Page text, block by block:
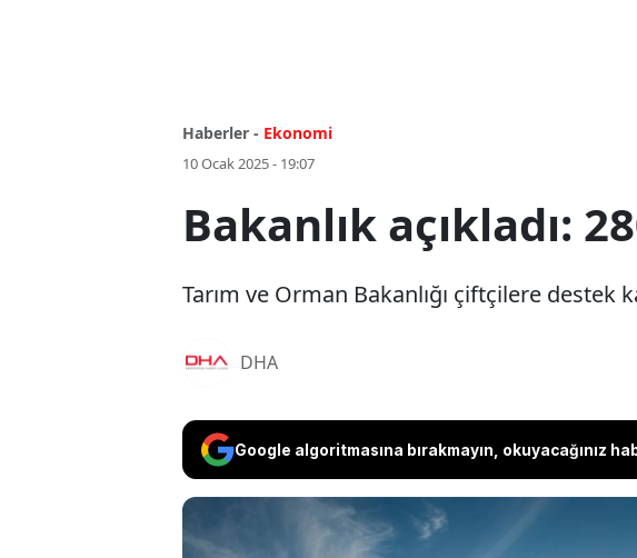
Haberler - Ekonomi
10 Ocak 2025 - 19:07
Bakanlık açıkladı:
Tarım ve Orman Bakanlığı çiftçilere destek
DHA
Google algoritmasına bırakmayın, okuyacağınız